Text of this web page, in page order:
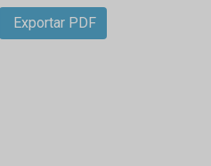
Exportar PDF